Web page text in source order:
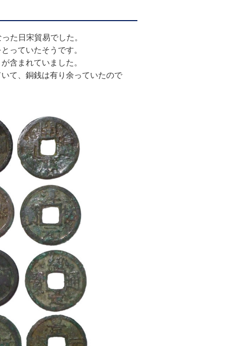
た日宋貿易でした。
っていたそうです。
含まれていました。
て、銅銭は有り余っていたので